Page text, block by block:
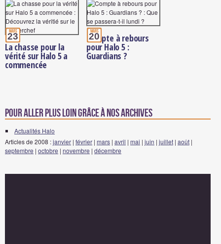
mars
23
La chasse pour la
vérité sur Halo 5 a
commencée
mars
20
Compte à rebours
pour Halo 5 :
Guardians ?
Pour aller plus loin grâce à nos archives
Actualités Halo
Articles de 2008 :janvier | février | mars | avril | mai | juin | juillet | août |
septembre | octobre | novembre | décembre